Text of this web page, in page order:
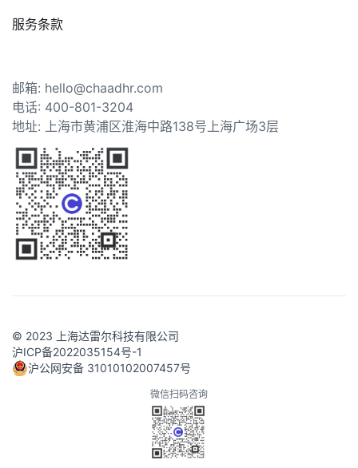
服务条款
邮箱: hello@chaadhr.com
电话: 400-801-3204
地址: 上海市黄浦区淮海中路138号上海广场3层
© 2023 上海达雷尔科技有限公司
沪ICP备2022035154号-1
沪公网安备 31010102007457号
微信扫码咨询